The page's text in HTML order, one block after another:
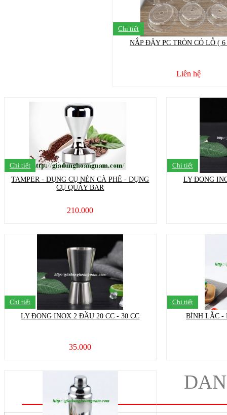
Chi tiết
NẮP ĐẬY PC TRÒN CÓ LỖ (
Liên hệ
Chi tiết
TAMPER - DỤNG CỤ NÉN CÀ PHÊ - DỤNG
CỤ QUẦY BAR
210.000
Chi tiết
LY ĐONG
Chi tiết
LY ĐONG INOX 2 ĐẦU 20 CC - 30 CC
35.000
Chi tiết
BÌNH LẮC -